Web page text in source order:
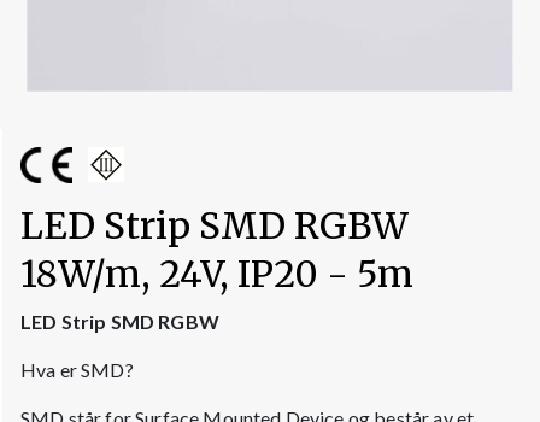
LED Strip SMD RGBW
18W/m, 24V, IP20 - 5m
LED Strip SMD RGBW
Hva er SMD?